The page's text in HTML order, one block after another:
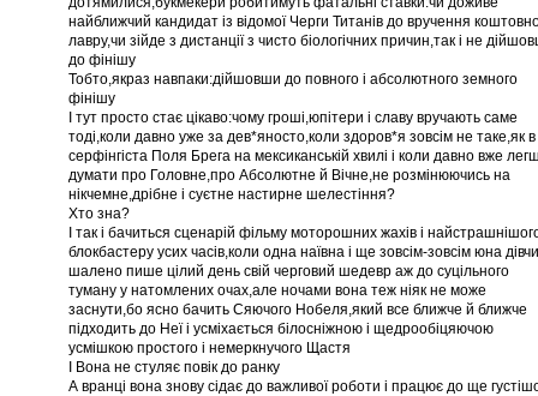
найближчий кандидат із відомої Черги Титанів до вручення
лавру,чи зійде з дистанції з чисто біологічних причин,так і не
до фінішу
Тобто,якраз навпаки:дійшовши до повного і абсолютного земного
фінішу
І тут просто стає цікаво:чому гроші,юпітери і славу вручають саме
тоді,коли давно уже за дев*яносто,коли здоров*я зовсім не таке,як в
серфінгіста Поля Брега на мексиканській хвилі і коли давно вже
думати про Головне,про Абсолютне й Вічне,не розмінюючись на
нікчемне,дрібне і суєтне настирне шелестіння?
Хто зна?
І так і бачиться сценарій фільму моторошних жахів і
блокбастеру усих часів,коли одна наївна і ще зовсім-зовсім юна
шалено пише цілий день свій черговий шедевр аж до суцільного
туману у натомлених очах,але ночами вона теж ніяк не може
заснути,бо ясно бачить Сяючого Нобеля,який все ближче й ближче
підходить до Неї і усміхається білосніжною і щедрообіцяючою
усмішкою простого і немеркнучого Щастя
І Вона не стуляє повік до ранку
А вранці вона знову сідає до важливої роботи і працює до ще